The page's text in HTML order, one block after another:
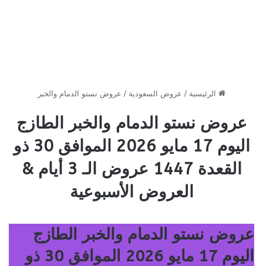
الرئيسية / عروض السعودية / عروض نستو الدمام والخبر
عروض نستو الدمام والخبر الطازج
اليوم 17 مايو 2026 الموافق 30 ذو
القعدة 1447 عروض الـ 3 أيام &
العروض الأسبوعية
عروض نستو الدمام والخبر الطازج
اليوم 17 مايو 2026 الموافق 30 ذو